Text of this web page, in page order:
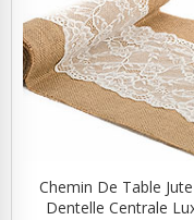
Chemin De Table
Dentelle Centrale